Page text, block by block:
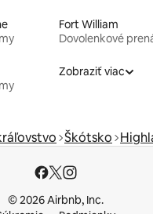
Fort William
Dovolenkové
Zobraziť viac
Škótsko
© 2026 Airbnb, Inc.